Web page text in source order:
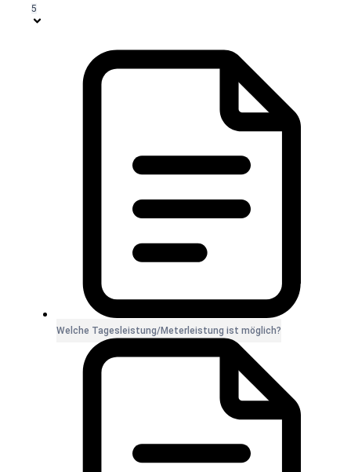
5
Welche Tagesleistung/Meterleistung ist möglich?